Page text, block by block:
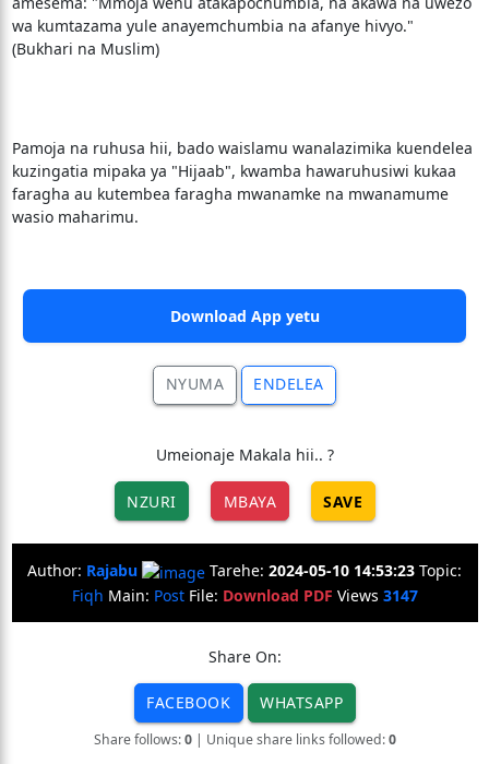
wa kumtazama yule anayemchumbia na afanye hivyo."
(Bukhari na Muslim)
Pamoja na ruhusa hii, bado waislamu wanalazimika kuendelea
kuzingatia mipaka ya "Hijaab", kwamba hawaruhusiwi kukaa
faragha au kutembea faragha mwanamke na mwanamume
wasio maharimu.
Download App yetu
NYUMA ENDELEA
Umeionaje Makala hii.. ?
NZURI MBAYA SAVE
Author: Rajabu Tarehe: 2024-05-10 14:53:23 Topic:
Fiqh Main: PostFile: Download PDF Views 3147
Share On:
FACEBOOK WHATSAPP
Share follows:0| Unique share links followed:0